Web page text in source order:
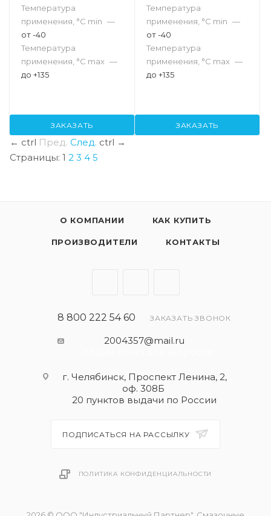
Температура
применения, °С min —
от -40
Температура
применения, °С max —
до +135
ЗАКАЗАТЬ
Температура
применения, °С min —
от -40
Температура
применения, °С max —
до +135
ЗАКАЗАТЬ
← ctrl Пред. След. ctrl →
Страницы: 1 2 3 4 5
О КОМПАНИИ КАК КУПИТЬ
ПРОИЗВОДИТЕЛИ КОНТАКТЫ
8 800 222 54 60 ЗАКАЗАТЬ ЗВОНОК
2004357@mail.ru
г. Челябинск, Проспект Ленина, 2,
оф. 308Б
20 пунктов выдачи по России
ПОДПИСАТЬСЯ НА РАССЫЛКУ
ПОЛИТИКА КОНФИДЕНЦИАЛЬНОСТИ